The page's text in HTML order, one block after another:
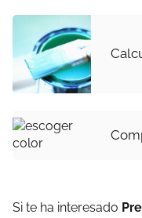
Si te ha interesado